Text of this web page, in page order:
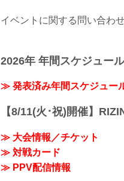
イベントに関する問い合わ
2026年 年間スケジュール
≫ 発表済み年間スケジュー
【8/11(火･祝)開催】
≫ 大会情報／チケット
≫ 対戦カード
≫ PPV配信情報